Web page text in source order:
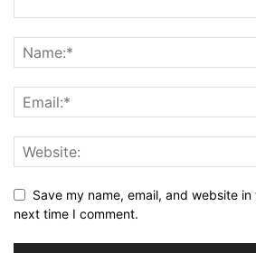
Save my name, email, and website
next time I comment.